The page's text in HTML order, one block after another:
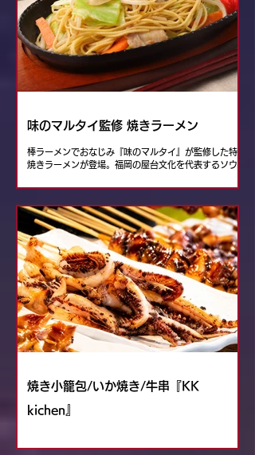
けでなく、味にもとことんこだわった「博多明太お好み
焼き」。明太子好きにはぜひ一度味わっていただきた
い、博多ならではの逸品をお楽しみください。
味のマルタイ監修 焼きラーメン
棒ラーメンでおなじみ『味のマルタイ』が監修した特製
焼きラーメンが登場。福岡の屋台文化を代表するソウル
さに仕上げました。茹でた細麺を豚肉や野菜とともに鉄
しい味わいが魅力です。福岡ならではの味覚を、夏まつ
りの会場でお楽しみいただけます。
焼き小籠包/いか焼き/牛串『KK
kichen』
本場の味！ジューシーな牛タンや新鮮なイカを豪快に串